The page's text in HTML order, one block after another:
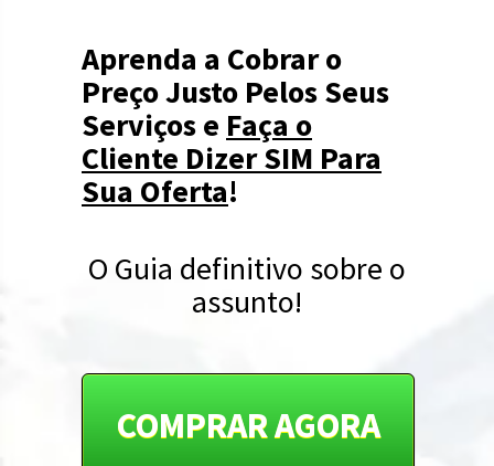
Aprenda a Cobrar o
Preço Justo Pelos Seus
Serviços e Faça o
Cliente Dizer SIM Para
Sua Oferta!
O Guia definitivo sobre o
assunto!
COMPRAR AGORA